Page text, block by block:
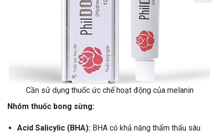
Cần sử dụng thuốc ức chế hoạt động của melanin
Nhóm thuốc bong sừng:
Acid Salicylic (BHA): BHA có khả năng thẩm thấu sâu